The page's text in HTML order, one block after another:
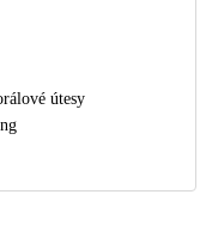
útesy